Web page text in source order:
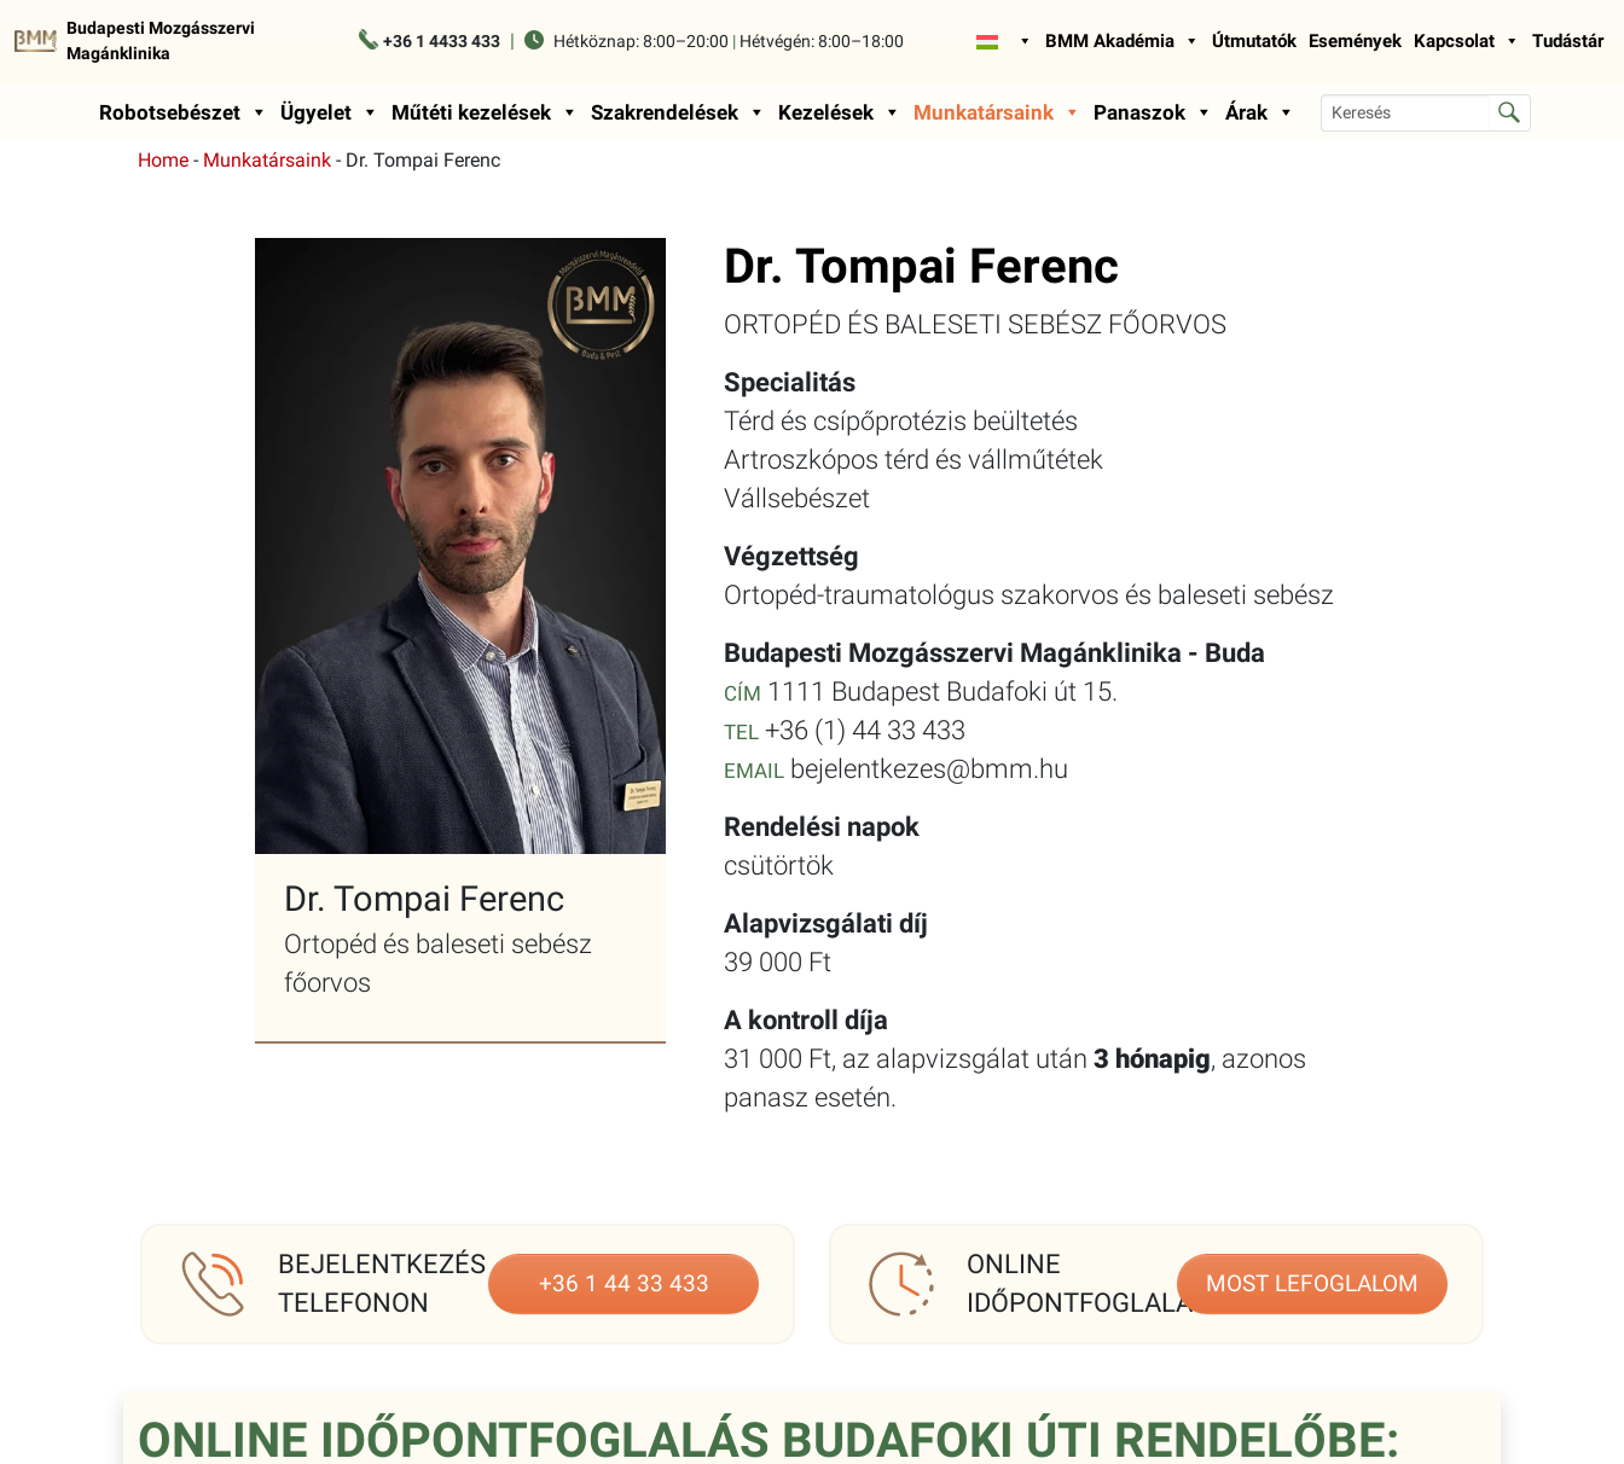
Budapesti Mozgásszervi
Magánklinika
+36 1 4433 433 | Hétköznap:8:00–20:00 | Hétvégén:8:00–18:00 BMM Akadémia Útmutatók Események Kapcsolat Tudástár
Robotsebészet Ügyelet Műtéti kezelések Szakrendelések Kezelések Munkatársaink Panaszok Árak
Home - Munkatársaink - Dr. Tompai Ferenc
Dr. Tompai Ferenc
Ortopéd és baleseti sebész
főorvos
Dr. Tompai Ferenc
ORTOPÉD ÉS BALESETI SEBÉSZ FŐORVOS
Specialitás
Térd és csípőprotézis beültetés
Artroszkópos térd és vállműtétek
Vállsebészet
Végzettség
Ortopéd-traumatológus szakorvos és baleseti sebész
Budapesti Mozgásszervi Magánklinika - Buda
CÍM 1111 Budapest Budafoki út 15.
TEL +36 (1) 44 33 433
EMAIL bejelentkezes@bmm.hu
Rendelési napok
csütörtök
Alapvizsgálati díj
39 000 Ft
A kontroll díja
31 000 Ft, az alapvizsgálat után 3 hónapig, azonos
panasz esetén.
BEJELENTKEZÉS
TELEFONON
+36 1 44 33 433
ONLINE
IDŐPONTFOGLALÁS
MOST LEFOGLALOM
ONLINE IDŐPONTFOGLALÁS BUDAFOKI ÚTI RENDELŐBE: